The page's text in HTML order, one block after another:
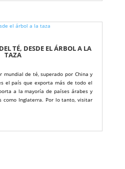
TÉ, DESDE EL ÁRBOL A LA
TAZA
mundial de té, superado por China y
el país que exporta más de todo el
a la mayoría de países árabes y
como Inglaterra. Por lo tanto, visitar